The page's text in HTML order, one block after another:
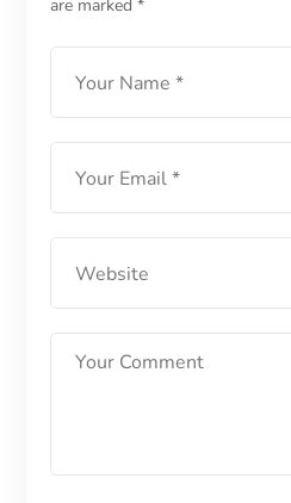
Kesayanganmu
LEARN MORE
are marked*